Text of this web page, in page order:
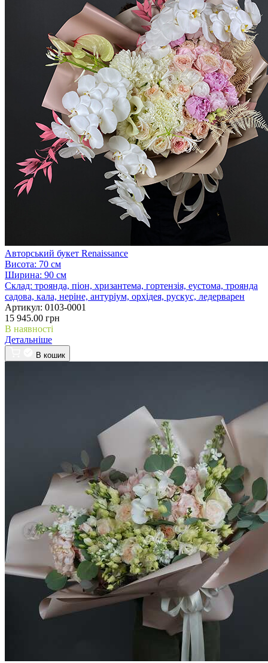
Авторський букет Renaissance
Висота: 70 см
Ширина: 90 см
Склад: троянда, піон, хризантема, гортензія, еустома, троянда
садова, кала, неріне, антуріум, орхідея, рускус, ледерварен
Артикул: 0103-0001
15 945.00 грн
В наявності
Детальніше
В кошик